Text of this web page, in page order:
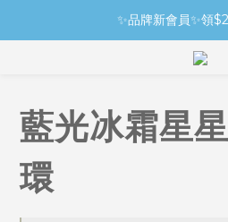
✨品牌新會員✨領
藍光冰霜星
環